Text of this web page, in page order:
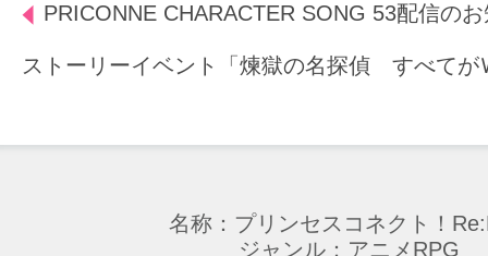
PRICONNE CHARACTER SONG 53配信の
ストーリーイベント「煉獄の名探偵 すべてが
名称：プリンセスコネクト！
ジャンル：アニメRPG